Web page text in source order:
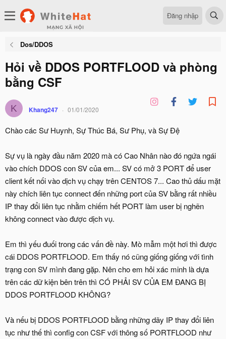
Đăng nhập
Dos/DDOS
Hỏi về DDOS PORTFLOOD và phòng
bằng CSF
K Khang247 01/01/2020
Chào các Sư Huynh, Sự Thúc Bá, Sư Phụ, và Sự Đệ
Sự vụ là ngày đầu năm 2020 mà có Cao Nhân nào đó ngứa ngái
vào chích DDOS con SV của em... SV có mở 3 PORT để user
client kết nối vào dịch vụ chạy trên CENTOS 7... Cao thủ dấu mặt
này chích liên tục connect đến những port của SV bằng rất nhiều
IP thay đổi liên tục nhằm chiếm hết PORT làm user bị nghẽn
không connect vào được dịch vụ.
Em thì yếu đuối trong các vấn đề này. Mò mẫm một hơi thì được
cái DDOS PORTFLOOD. Em thấy nó cũng giống giống với tình
trạng con SV mình đang gặp. Nên cho em hỏi xác minh là dựa
trên các dữ kiện bên trên thì CÓ PHẢI SV CỦA EM ĐANG BỊ
DDOS PORTFLOOD KHÔNG?
Và nếu bị DDOS PORTFLOOD bằng những dãy IP thay đổi liên
tục như thế thì config con CSF với thông số PORTFLOOD như